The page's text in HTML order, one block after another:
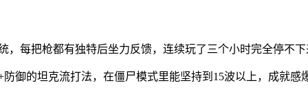
每把枪都有独特后坐力反馈，连续玩了三个小时完全停不
御的坦克流打法，在僵尸模式里能坚持到15波以上，成就感